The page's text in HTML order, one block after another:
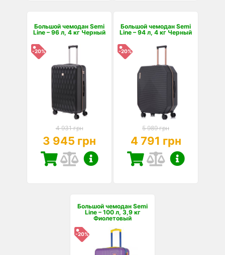
Большой чемодан Semi
Line – 96 л, 4 кг Черный
-20%
4 931 грн
3 945 грн
Большой чемодан Semi
Line – 94 л, 4 кг Черный
-20%
5 989 грн
4 791 грн
Большой чемодан Semi
Line – 100 л, 3,9 кг
Фиолетовый
-20%